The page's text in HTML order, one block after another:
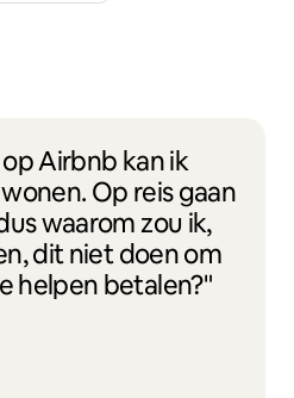
Airbnb kan ik
Op reis gaan
waarom zou ik,
dit niet doen om
helpen betalen?"